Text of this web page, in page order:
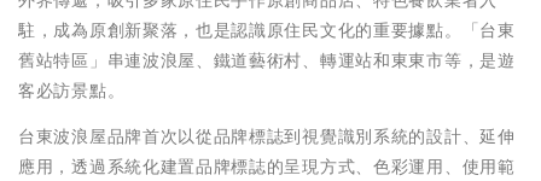
駐，成為原創新聚落，也是認識原住民文化的重要據點。「台東
舊站特區」串連波浪屋、鐵道藝術村、轉運站和東東市等，是遊
客必訪景點。
台東波浪屋品牌首次以從品牌標誌到視覺識別系統的設計、延伸
應用，透過系統化建置品牌標誌的呈現方式、色彩運用、使用範